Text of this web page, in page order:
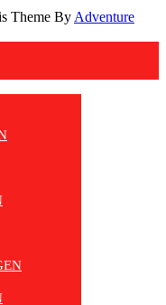
Theme By Adventure